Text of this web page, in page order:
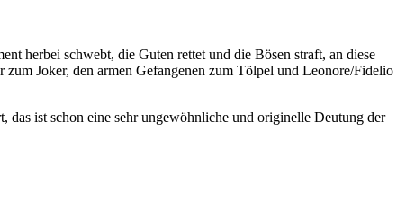
herbei schwebt, die Guten rettet und die Bösen straft, an diese
zum Joker, den armen Gefangenen zum Tölpel und Leonore/Fidelio
ist schon eine sehr ungewöhnliche und originelle Deutung der